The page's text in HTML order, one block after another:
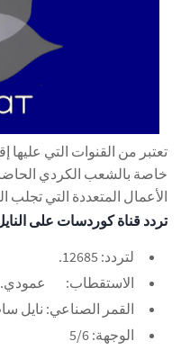
تعتبر من القنوات التي عليها
خاصة بالشعب الكردي
الأعمال المتعددة التي تجلب
تردد قناة كوردسات على
لتردد: 12685.
الاستقطاب:
عمودي.
القمر الصناعي: نايل
الوجهة: 5/6